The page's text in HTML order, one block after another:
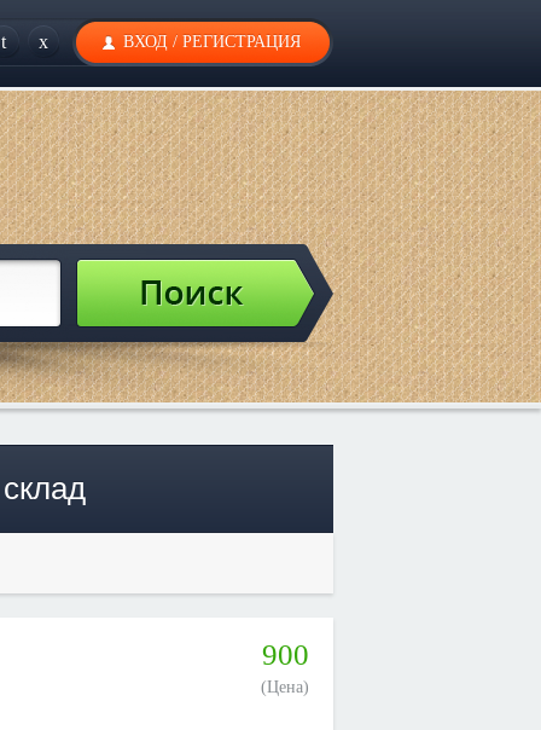
t x ВХОД / РЕГИСТРАЦИЯ
900
(Цена)